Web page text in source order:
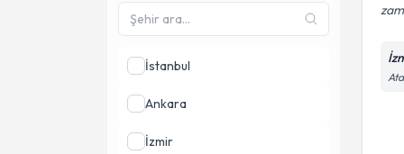
İstanbul
Ankara
İzmir